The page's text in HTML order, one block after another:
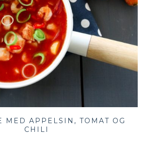
MED APPELSIN, TOMAT OG
CHILI